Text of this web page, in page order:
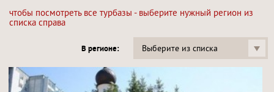
чтобы посмотреть все турбазы - выберите нужный регион из
списка справа
В регионе: Выберите из списка